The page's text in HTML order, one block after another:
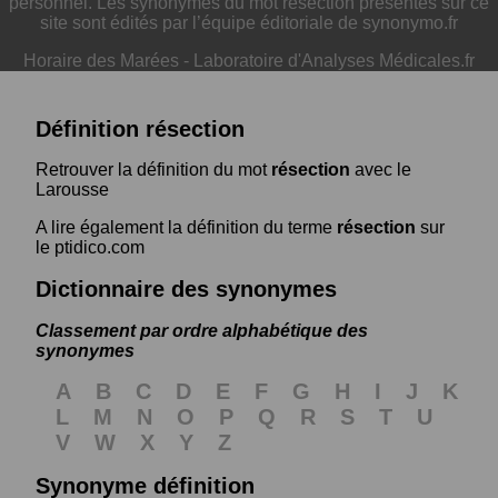
site sont édités par l’équipe éditoriale de synonymo.fr
Horaire des Marées - Laboratoire d'Analyses Médicales.fr
Définition résection
Retrouver la définition du mot résection avec le
Larousse
A lire également la définition du terme résection sur
le ptidico.com
Dictionnaire des synonymes
Classement par ordre alphabétique des
synonymes
A B C D E F G H I J
K
L
M N O P Q R S T
U
V
W X Y
Z
Synonyme définition